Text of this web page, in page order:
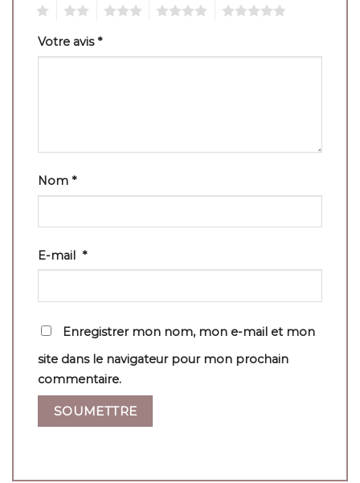
Votre avis*
Nom *
E-mail *
Enregistrer mon nom, mon e-mail et mon
site dans le navigateur pour mon prochain
commentaire.